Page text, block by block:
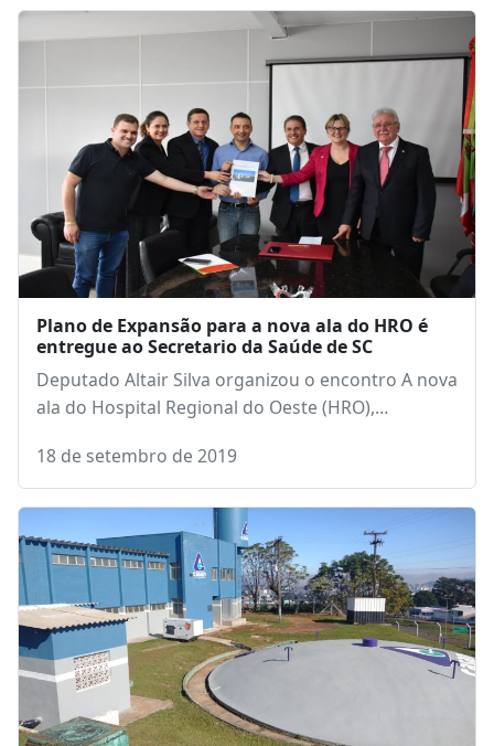
Plano de Expansão para a nova ala do HRO é
entregue ao Secretario da Saúde de SC
Deputado Altair Silva organizou o encontro A nova
ala do Hospital Regional do Oeste (HRO),…
18 de setembro de 2019